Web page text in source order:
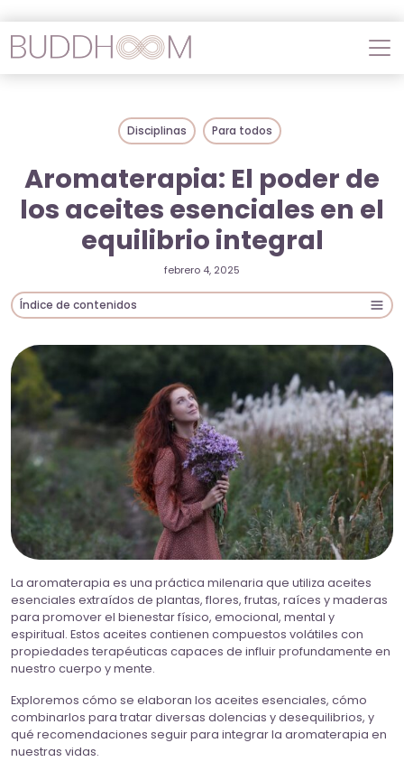
Disciplinas Para todos
Aromaterapia: El poder de
los aceites esenciales en el
equilibrio integral
febrero 4, 2025
Índice de contenidos
La aromaterapia es una práctica milenaria que utiliza aceites
esenciales extraídos de plantas, flores, frutas, raíces y maderas
para promover el bienestar físico, emocional, mental y
espiritual. Estos aceites contienen compuestos volátiles con
propiedades terapéuticas capaces de influir profundamente en
nuestro cuerpo y mente.
Exploremos cómo se elaboran los aceites esenciales, cómo
combinarlos para tratar diversas dolencias y desequilibrios, y
qué recomendaciones seguir para integrar la aromaterapia en
nuestras vidas.